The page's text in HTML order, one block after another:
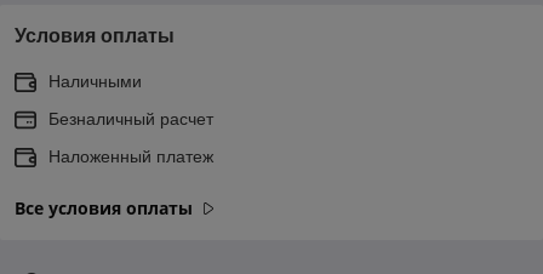
Условия оплаты
Наличными
Безналичный расчет
Наложенный платеж
Все условия оплаты